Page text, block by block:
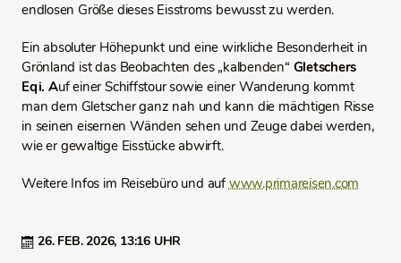
26. FEB. 2026, 13:16 UHR
endlosen Größe dieses Eisstroms bewusst zu werden.
Ein absoluter Höhepunkt und eine wirkliche Besonderheit in
Grönland ist das Beobachten des „kalbenden“ Gletschers
Eqi. Auf einer Schiffstour sowie einer Wanderung kommt
man dem Gletscher ganz nah und kann die mächtigen Risse
in seinen eisernen Wänden sehen und Zeuge dabei werden,
wie er gewaltige Eisstücke abwirft.
Weitere Infos im Reisebüro und aufwww.primareisen.com